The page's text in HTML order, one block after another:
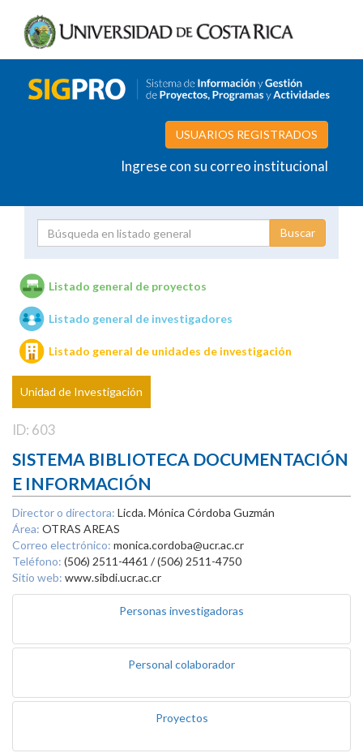
USUARIOS REGISTRADOS
Ingrese con su correo institucional
Unidades de investigación
Listado general de proyectos
Listado general de investigadores
Listado general de unidades de investigación
Unidad de Investigación
ID: 603
SISTEMA BIBLIOTECA DOCUMENTACIÓN
E INFORMACIÓN
Director o directora: Licda. Mónica Córdoba Guzmán
Área: OTRAS AREAS
Correo electrónico: monica.cordoba@ucr.ac.cr
Teléfono: (506) 2511-4461 / (506) 2511-4750
Sitio web: www.sibdi.ucr.ac.cr
Personas investigadoras
Personal colaborador
Proyectos